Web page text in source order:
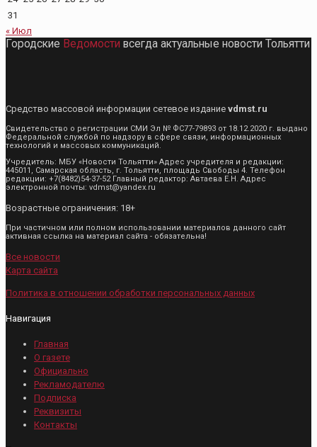
31
« Июл
Городские Ведомости всегда актуальные новости Тольятти
Средство массовой информации сетевое издание vdmst.ru
Свидетельство о регистрации СМИ Эл № ФС77-79893 от 18.12.2020 г. выдано
Федеральной службой по надзору в сфере связи, информационных
технологий и массовых коммуникаций.
Учредитель: МБУ «Новости Тольятти» Адрес учредителя и редакции:
445011, Самарская область, г. Тольятти, площадь Свободы 4. Телефон
редакции: +7(8482)54-37-52 Главный редактор: Автаева Е.Н. Адрес
электронной почты: vdmst@yandex.ru
Возрастные ограничения: 18+
При частичном или полном использовании материалов данного сайт
активная ссылка на материал сайта - обязательна!
Все новости
Карта сайта
Политика в отношении обработки персональных данных
Навигация
Главная
О газете
Официально
Рекламодателю
Подписка
Реквизиты
Контакты